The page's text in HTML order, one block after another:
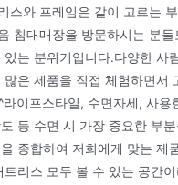
스와 프레임은 같이 고르는
침대매장을 방문하시는 분
있는 분위기입니다.다양한 사
많은 제품을 직접 체험하면서
라이프스타일, 수면자세, 사용
등 수면 시 가장 중요한 부
종합하여 저희에게 맞는 제
트리스 모두 볼 수 있는 공간